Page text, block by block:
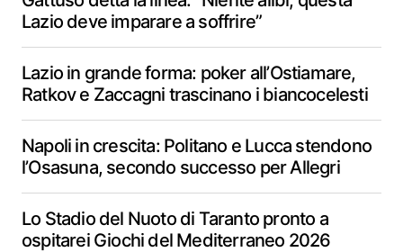
Lazio deve imparare a soffrire”
Lazio in grande forma: poker all’Ostiamare,
Ratkov e Zaccagni trascinano i biancocelesti
Napoli in crescita: Politano e Lucca stendono
l’Osasuna, secondo successo per Allegri
Lo Stadio del Nuoto di Taranto pronto a
ospitarei Giochi del Mediterraneo 2026